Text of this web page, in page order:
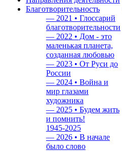
Благотворительность
— 2021 • Глоссарий
благотворительности
— 2022 • Дом - это
маленькая планета,
созданная любовью
— 2023 • От Руси до
России
— 2024 • Война и
мир глазами
художника
— 2025 • Будем жить
и помнить!
1945-2025
— 2026 • В начале
было слово